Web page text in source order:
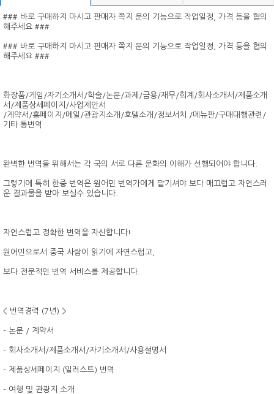
### 바로 구매하지 마시고 판매자 쪽지 문의 기능으로 작업일정, 가격 등을 협의
해주세요 ###
### 바로 구매하지 마시고 판매자 쪽지 문의 기능으로 작업일정, 가격 등을 협의
해주세요 ###
화장품/게임/자기소개서/학술/논문/과제/금용/재무/회계/회사소개서/제품소개
서/제품상세페이지/사업제안서
/계약서/홈페이지/메일/관광지소개/호텔소개/정보서치 /메뉴판/구매대행관련/
기타 통번역
완벽한 번역을 위해서는 각 국의 서로 다른 문화의 이해가 선행되어야 합니다.
그렇기에 특히 한중 번역은 원어민 번역가에게 맡기셔야 보다 매끄럽고 자연스러
운 결과물을 받아 보실수 있습니다.
자연스럽고 정확한 번역을 자신합니다!
원어민으로서 중국 사람이 읽기에 자연스럽고,
보다 전문적인 번역 서비스를 제공합니다.
< 번역경력 (7년) >
- 논문 / 계약서
- 회사소개서/제품소개서/자기소개서/사용설명서
- 제품상세페이지 (일러스트) 번역
- 여행 및 관광지 소개